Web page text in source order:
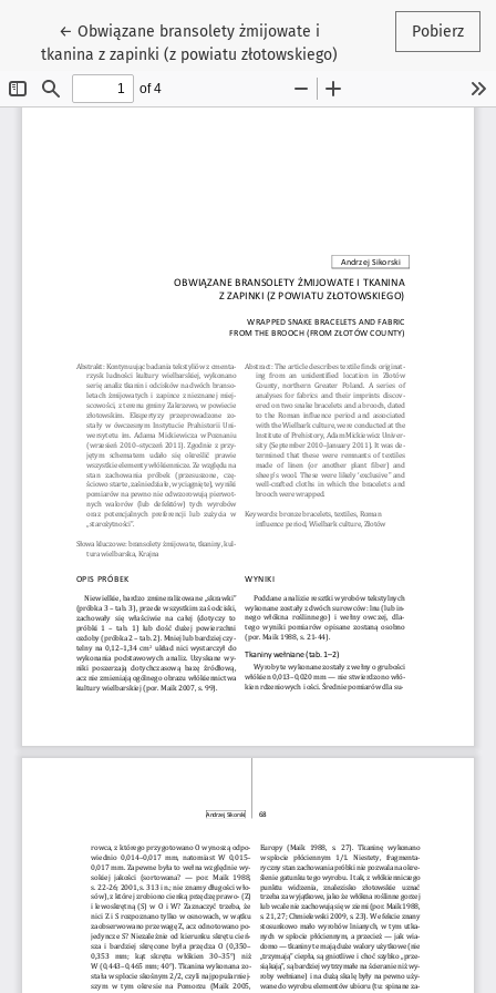
←Wróć do szczegółów artykułu
Obwiązane bransolety żmijowate i
tkanina z zapinki (z powiatu złotowskiego)
Pobierz